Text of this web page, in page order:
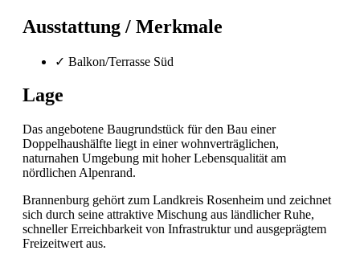
Ausstattung / Merkmale
✓ Balkon/Terrasse Süd
Lage
Das angebotene Baugrundstück für den Bau einer
Doppelhaushälfte liegt in einer wohnverträglichen,
naturnahen Umgebung mit hoher Lebensqualität am
nördlichen Alpenrand.
Brannenburg gehört zum Landkreis Rosenheim und zeichnet
sich durch seine attraktive Mischung aus ländlicher Ruhe,
schneller Erreichbarkeit von Infrastruktur und ausgeprägtem
Freizeitwert aus.